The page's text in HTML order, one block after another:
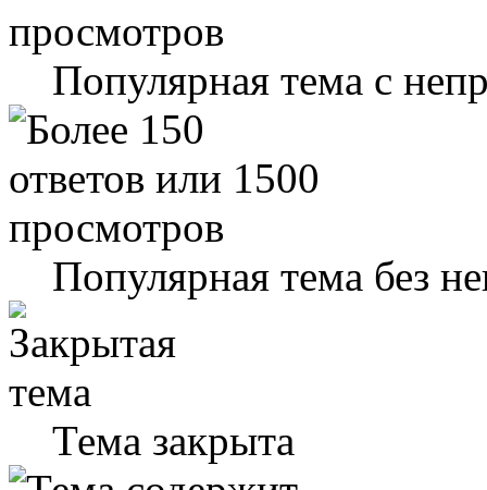
Популярная тема с
Популярная тема без
Тема закрыта